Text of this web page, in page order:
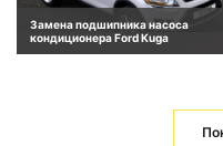
Замена подшипника насоса
кондиционера Ford Kuga